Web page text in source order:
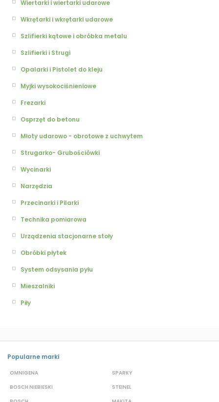
Wiertarki i wiertarki udarowe
Wkrętarki i wkrętarki udarowe
Szlifierki kątowe i obróbka metalu
Szlifierki i Strugi
Opalarki i Pistolet do kleju
Myjki wysokociśnieniowe
Frezarki
Osprzęt do betonu
Młoty udarowo - obrotowe z uchwytem
Strugarko- Grubościówki
Wycinarki
Narzędzia
Przecinarki i Pilarki
Technika pomiarowa
Urządzenia stacjonarne stoły
Obróbki płytek
System odsysania pyłu
Mieszalniki
Piły
Popularne marki
OMNIGENA
BOSCH NIEBIESKI
SPARKY
STEINEL